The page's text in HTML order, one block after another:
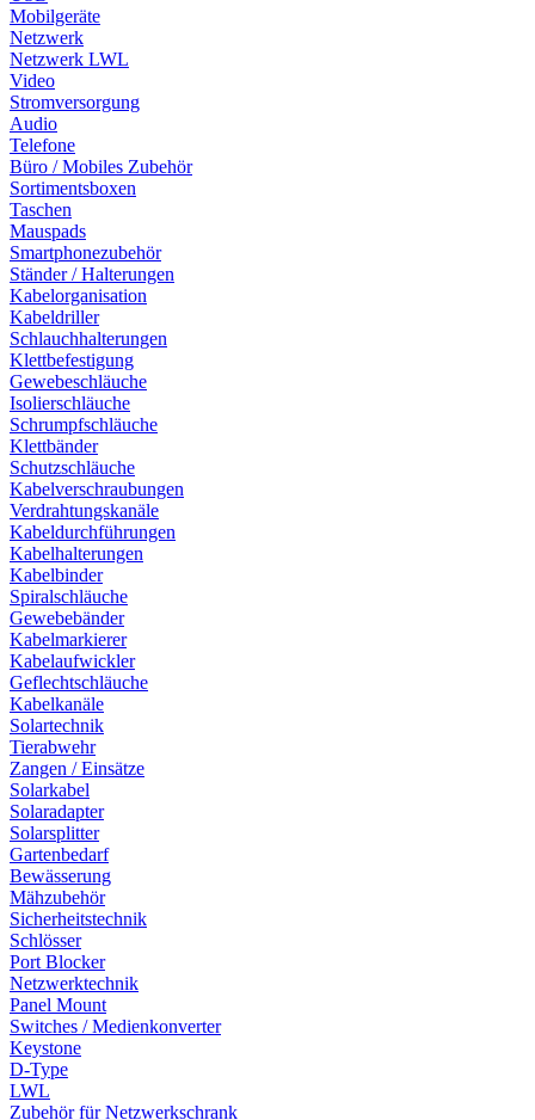
Mobilgeräte
Netzwerk
Netzwerk LWL
Video
Stromversorgung
Audio
Telefone
Büro / Mobiles Zubehör
Sortimentsboxen
Taschen
Mauspads
Smartphonezubehör
Ständer / Halterungen
Kabelorganisation
Kabeldriller
Schlauchhalterungen
Klettbefestigung
Gewebeschläuche
Isolierschläuche
Schrumpfschläuche
Klettbänder
Schutzschläuche
Kabelverschraubungen
Verdrahtungskanäle
Kabeldurchführungen
Kabelhalterungen
Kabelbinder
Spiralschläuche
Gewebebänder
Kabelmarkierer
Kabelaufwickler
Geflechtschläuche
Kabelkanäle
Solartechnik
Tierabwehr
Zangen / Einsätze
Solarkabel
Solaradapter
Solarsplitter
Gartenbedarf
Bewässerung
Mähzubehör
Sicherheitstechnik
Schlösser
Port Blocker
Netzwerktechnik
Panel Mount
Switches / Medienkonverter
Keystone
D-Type
LWL
Zubehör für Netzwerkschrank